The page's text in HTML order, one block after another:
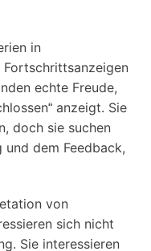
in
echte Freude,
anzeigt. Sie
doch sie suchen
dem Feedback,
von
sich nicht
Sie interessieren